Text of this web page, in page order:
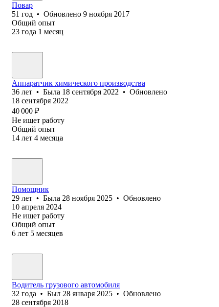
Повар
51 год • Обновлено 9 ноября 2017
Общий опыт
23 года 1 месяц
Аппаратчик химического производства
36 лет • Была 18 сентября 2022 • Обновлено
18 сентября 2022
40 000 ₽
Не ищет работу
Общий опыт
14 лет 4 месяца
Помощник
29 лет • Была 28 ноября 2025 • Обновлено
10 апреля 2024
Не ищет работу
Общий опыт
6 лет 5 месяцев
Водитель грузового автомобиля
32 года • Был 28 января 2025 • Обновлено
28 сентября 2018